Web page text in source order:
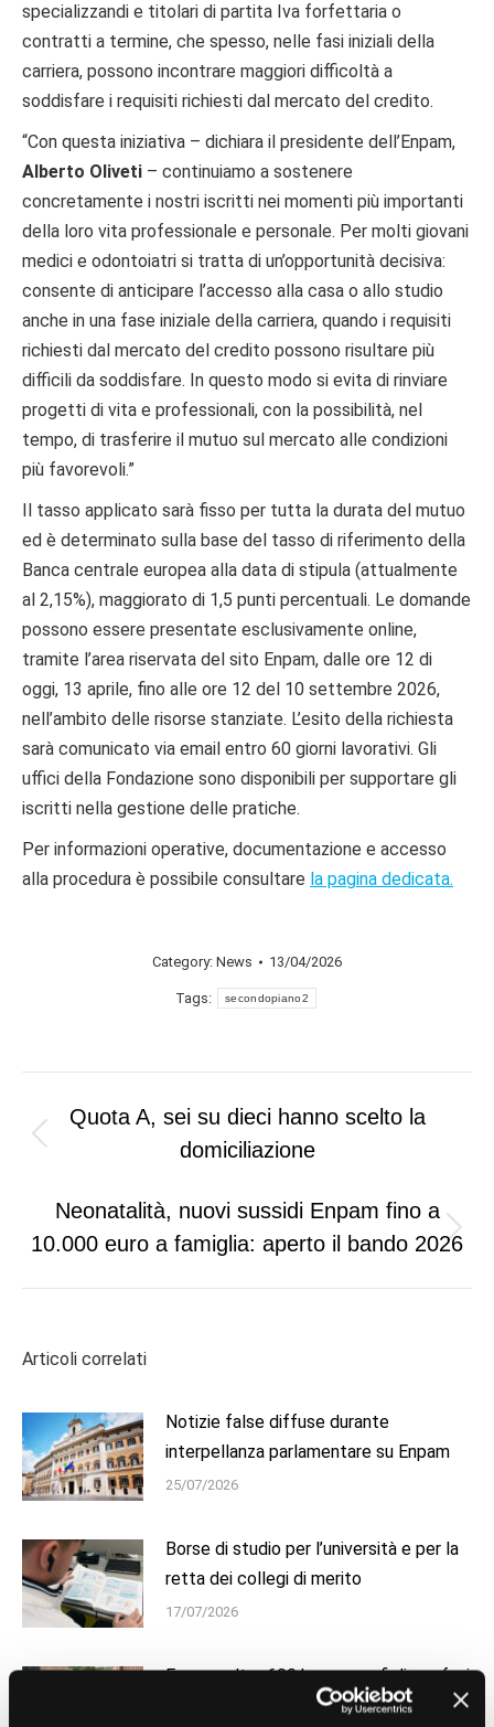
specializzandi e titolari di partita Iva forfettaria o
contratti a termine, che spesso, nelle fasi iniziali della
carriera, possono incontrare maggiori difficoltà a
soddisfare i requisiti richiesti dal mercato del credito.
“Con questa iniziativa – dichiara il presidente dell’Enpam,
Alberto Oliveti – continuiamo a sostenere
concretamente i nostri iscritti nei momenti più importanti
della loro vita professionale e personale. Per molti giovani
medici e odontoiatri si tratta di un’opportunità decisiva:
consente di anticipare l’accesso alla casa o allo studio
anche in una fase iniziale della carriera, quando i requisiti
richiesti dal mercato del credito possono risultare più
difficili da soddisfare. In questo modo si evita di rinviare
progetti di vita e professionali, con la possibilità, nel
tempo, di trasferire il mutuo sul mercato alle condizioni
più favorevoli.”
Il tasso applicato sarà fisso per tutta la durata del mutuo
ed è determinato sulla base del tasso di riferimento della
Banca centrale europea alla data di stipula (attualmente
al 2,15%), maggiorato di 1,5 punti percentuali. Le domande
possono essere presentate esclusivamente online,
tramite l’area riservata del sito Enpam, dalle ore 12 di
oggi, 13 aprile, fino alle ore 12 del 10 settembre 2026,
nell’ambito delle risorse stanziate. L’esito della richiesta
sarà comunicato via email entro 60 giorni lavorativi. Gli
uffici della Fondazione sono disponibili per supportare gli
iscritti nella gestione delle pratiche.
Per informazioni operative, documentazione e accesso
alla procedura è possibile consultare la pagina dedicata.
Category: News 13/04/2026
Tags: secondopiano2
navigation
Previous
Quota A, sei su dieci hanno scelto la
domiciliazione
Next
Neonatalità, nuovi sussidi Enpam fino a
10.000 euro a famiglia: aperto il bando 2026
Articoli correlati
Notizie false diffuse durante
interpellanza parlamentare su Enpam
25/07/2026
Borse di studio per l’università e per la
retta dei collegi di merito
17/07/2026
Enpam: oltre 600 borse per figli e orfani
di medici e odontoiatri